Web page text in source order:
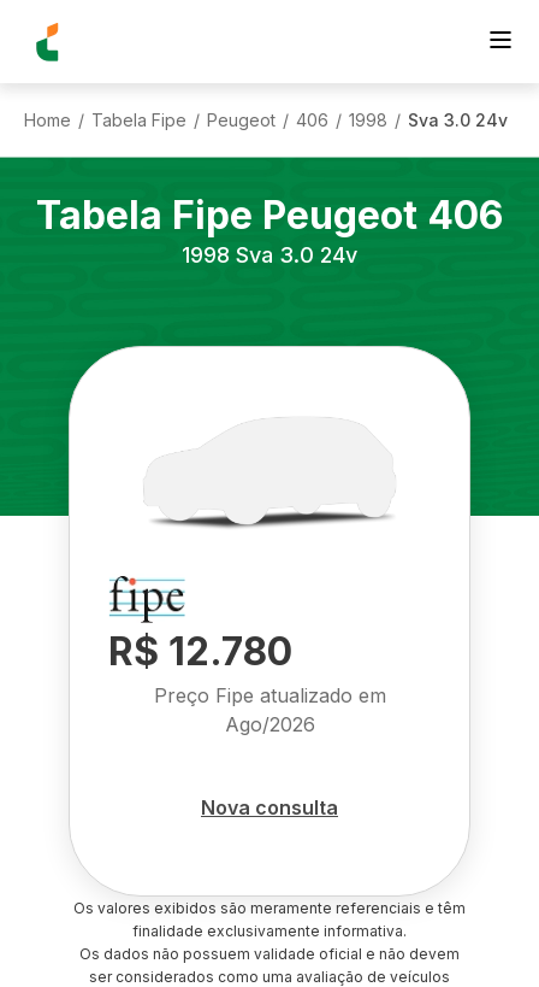
Home / Tabela Fipe / Peugeot / 406 / 1998 / Sva 3.0 24v
Tabela Fipe Peugeot 406
1998 Sva 3.0 24v
R$ 12.780
Preço Fipe atualizado em
Ago/2026
Nova consulta
Os valores exibidos são meramente referenciais e têm
finalidade exclusivamente informativa.
Os dados não possuem validade oficial e não devem
ser considerados como uma avaliação de veículos